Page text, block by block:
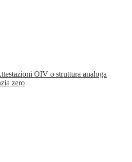
OIV o struttura analoga
zero